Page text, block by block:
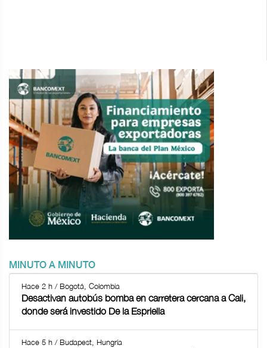
MINUTO A MINUTO
Hace 2 h / Bogotá, Colombia
Desactivan autobús bomba en carretera cercana a Cali,
donde será investido De la Espriella
Hace 5 h / Budapest, Hungría